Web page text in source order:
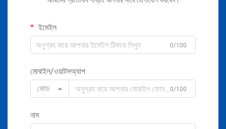
ইমেইল
0/100
মোবাইল/ওয়াটসঅ্যাপ
কোড
0/100
নাম